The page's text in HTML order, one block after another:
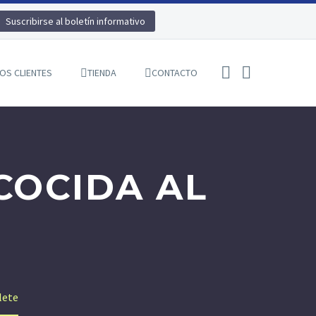
Suscribirse al boletín informativo
CLIENTES TIENDA CONTACTO
AL